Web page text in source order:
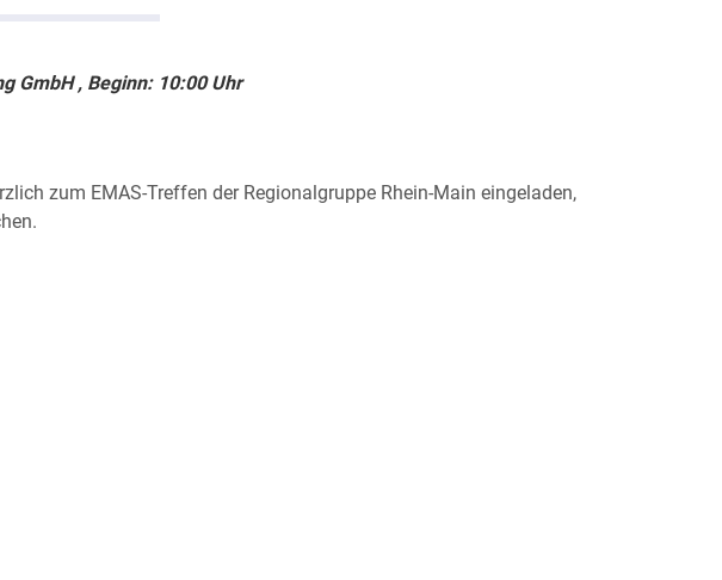
GmbH , Beginn: 10:00 Uhr
zum EMAS-Treffen der Regionalgruppe Rhein-Main eingeladen,